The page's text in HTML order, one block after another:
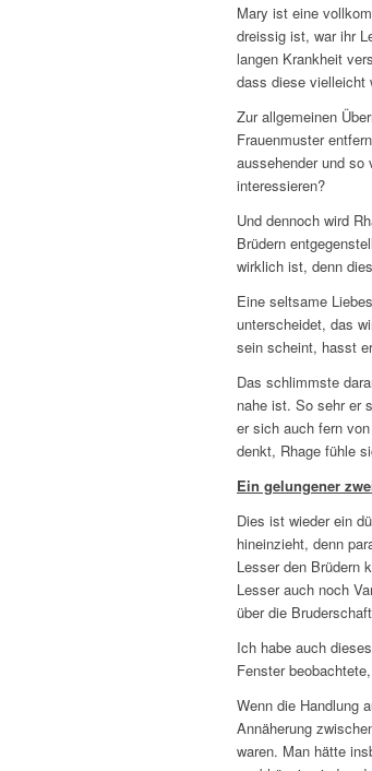
Mary ist eine
dreissig ist, war ihr
langen Krankheit
dass diese
Zur allgemeinen
Frauenmuster
aussehender und so
interessieren?
Und dennoch wird
Brüdern
wirklich ist, denn
Eine seltsame
unterscheidet, das
sein scheint, hasst
Das schlimmste
nahe ist. So sehr er
er sich auch fern
denkt, Rhage fühle
Ein gelungener
Dies ist wieder ein
hineinzieht, denn
Lesser den Brüdern
Lesser auch noch
über die
Ich habe auch
Fenster
Wenn die Handlung
Annäherung
waren. Man hätte